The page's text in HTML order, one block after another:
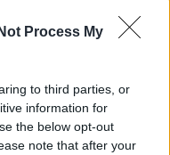
Process My
to third parties, or
information for
the below opt-out
note that after your